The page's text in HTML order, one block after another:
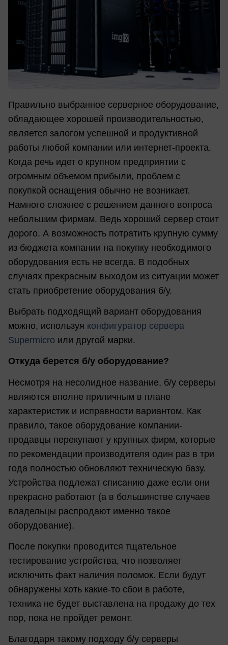
Правильно выбранное серверное оборудование,
обладающее хорошей производительностью,
является залогом успешной и продуктивной
работы любой компании или интернет-проекта.
Когда речь идет о крупном предприятии с
огромным объемом прибыли, проблем с
покупкой оснащения обычно не возникает.
Намного сложнее с решением данного вопроса
небольшим фирмам. Ведь хороший сервер стоит
дорого. А возможность потратить крупную сумму
из бюджета компании на покупку необходимого
оборудования есть не всегда. В подобных
случаях прекрасным выходом из ситуации может
стать приобретение оборудования б/у.
Выбрать подходящий вариант оборудования
можно, используя конфигуратор сервера
Supermicro или другой марки.
Откуда берется б/у оборудование?
Несмотря на несолидное название, б/у серверы
являются вполне приличным в плане
характеристик и исправности вариантом. Как
правило, такое оборудование компании-
продавцы перекупают у крупных фирм, которые
по рекомендации производителя один раз в три
года полностью обновляют техническую базу.
Устройства подлежат списанию даже если они
прекрасно работают (а в большинстве случаев
владельцы распродают именно такое
оборудование).
После покупки проводится тщательное
тестирование устройства, что позволяет
исключить факт наличия поломок. Если будут
обнаружены хоть какие-то сбои в работе,
техника не будет выставлена на продажу до тех
пор, пока не пройдет ремонт.
Благодаря такому подходу б/у серверы